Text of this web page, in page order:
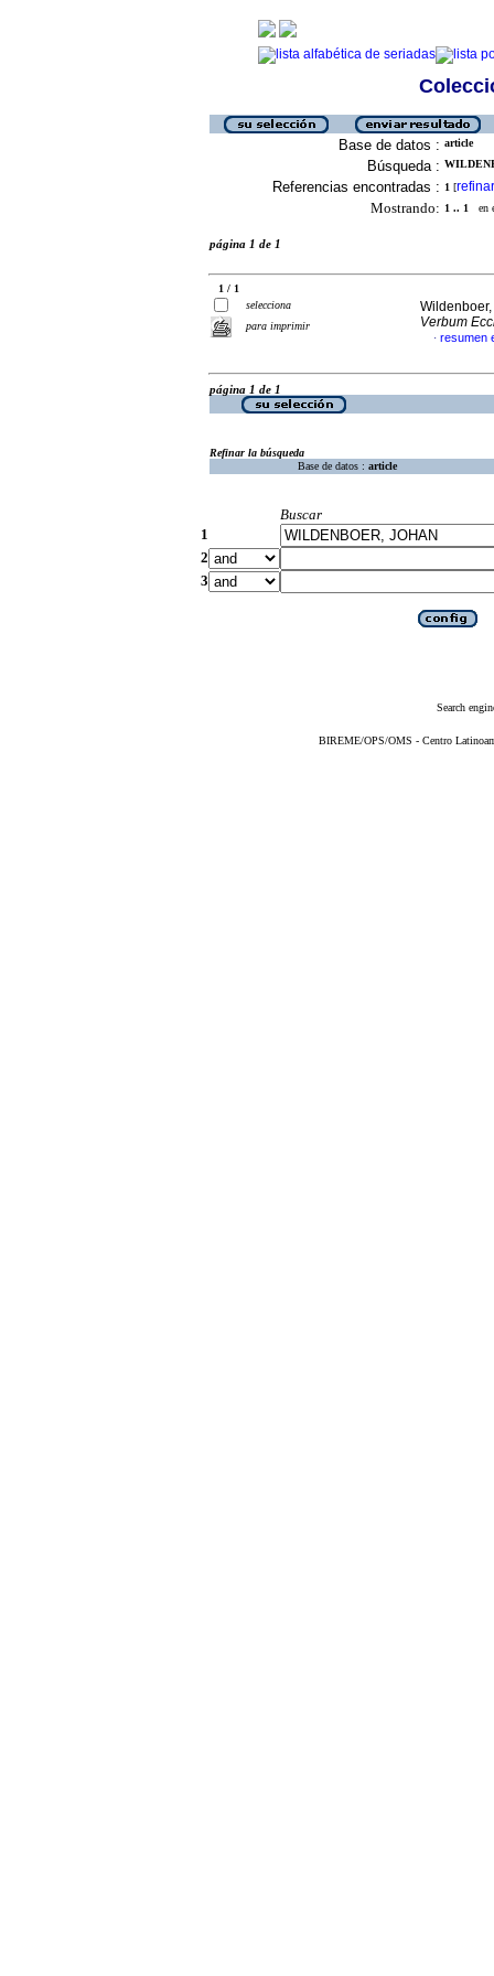
Base de datos : article
Búsqueda :
Referencias encontradas : 1 [refinar
Mostrando: 1 .. 1 en
página 1 de 1
1 / 1
selecciona
para imprimir
Verbum
· resumen
página 1 de 1
Refinar la búsqueda
Base de datos : article
Buscar
1
2
3
Search
BIREME/OPS/OMS - Centro